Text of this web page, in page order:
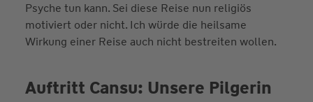
Psyche tun kann. Sei diese Reise nun religiös
motiviert oder nicht. Ich würde die heilsame
Wirkung einer Reise auch nicht bestreiten wollen.
Auftritt Cansu: Unsere Pilgerin